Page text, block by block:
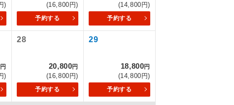
) (16,800円)
予約する
(14,800円)
予約する
円
)
28
20,800円
(16,800円)
予約する
29
18,800円
(14,800円)
予約する
配はいりませ